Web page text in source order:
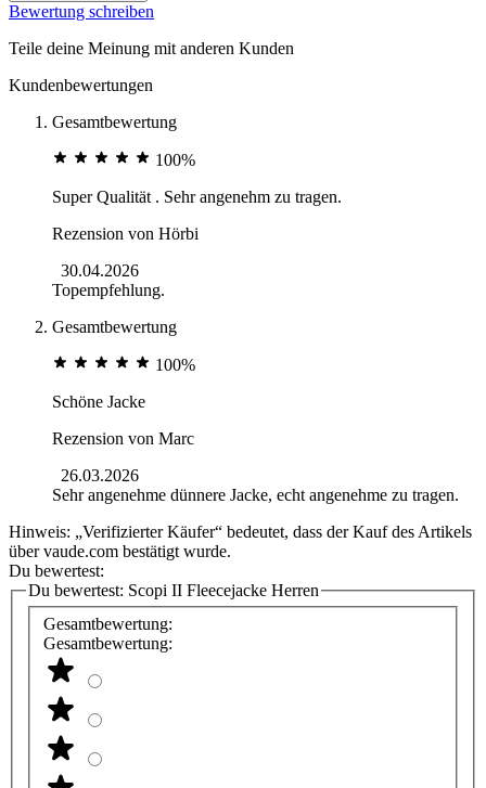
Bewertung schreiben
Teile deine Meinung mit anderen Kunden
Kundenbewertungen
Gesamtbewertung
100%
Super Qualität . Sehr angenehm zu tragen.
Rezension von Hörbi
30.04.2026
Topempfehlung.
Gesamtbewertung
100%
Schöne Jacke
Rezension von Marc
26.03.2026
Sehr angenehme dünnere Jacke, echt angenehme zu tragen.
Hinweis: „Verifizierter Käufer“ bedeutet, dass der Kauf des Artikels
über vaude.com bestätigt wurde.
Du bewertest:
Du bewertest: Scopi II Fleecejacke Herren
Gesamtbewertung:
Gesamtbewertung: